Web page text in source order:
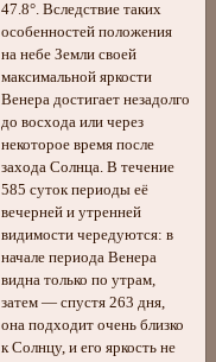
47.8°. Вследствие таких
особенностей положения
на небе Земли своей
максимальной яркости
Венера достигает незадолго
до восхода или через
некоторое время после
захода Солнца. В течение
585 суток периоды её
вечерней и утренней
видимости чередуются: в
начале периода Венера
видна только по утрам,
затем — спустя 263 дня,
она подходит очень близко
к Солнцу, и его яркость не